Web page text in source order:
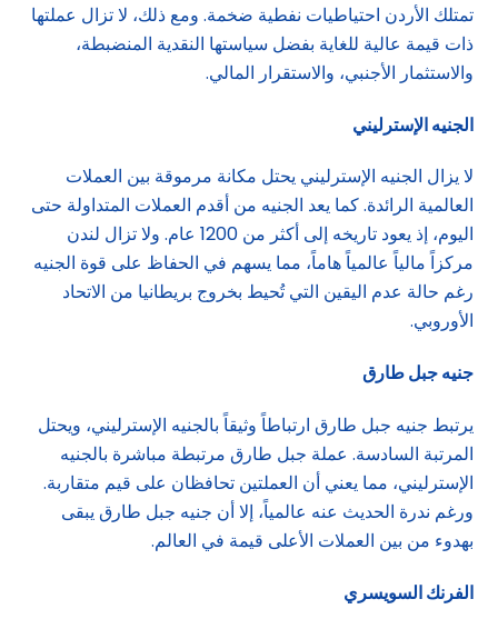
تمتلك الأردن احتياطيات نفطية ضخمة. ومع ذلك، لا تزال عملتها
ذات قيمة عالية للغاية بفضل سياستها النقدية المنضبطة،
والاستثمار الأجنبي، والاستقرار المالي.
الجنيه الإسترليني
لا يزال الجنيه الإسترليني يحتل مكانة مرموقة بين العملات
العالمية الرائدة. كما يعد الجنيه من أقدم العملات المتداولة حتى
اليوم، إذ يعود تاريخه إلى أكثر من 1200 عام. ولا تزال لندن
مركزاً مالياً عالمياً هاماً، مما يسهم في الحفاظ على قوة الجنيه
رغم حالة عدم اليقين التي تُحيط بخروج بريطانيا من الاتحاد
الأوروبي.
جنيه جبل طارق
يرتبط جنيه جبل طارق ارتباطاً وثيقاً بالجنيه الإسترليني، ويحتل
المرتبة السادسة. عملة جبل طارق مرتبطة مباشرة بالجنيه
الإسترليني، مما يعني أن العملتين تحافظان على قيم متقاربة.
ورغم ندرة الحديث عنه عالمياً، إلا أن جنيه جبل طارق يبقى
بهدوء من بين العملات الأعلى قيمة في العالم.
الفرنك السويسري